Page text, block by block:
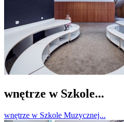
wnętrze w Szkole...
wnętrze w Szkole Muzycznej...